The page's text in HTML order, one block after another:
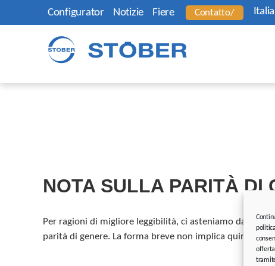
Configurator Notizie Fiere Contatto/
NOTA SULLA PARITÀ DI
Per ragioni di migliore leggibilità, ci asteniamo dalla
parità di genere. La forma breve non implica quindi